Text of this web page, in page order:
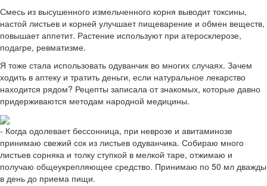
Смесь из высушенного измельченного корня выводит токсины,
настой листьев и корней улучшает пищеварение и обмен веществ,
повышает аппетит. Растение используют при атеросклерозе,
подагре, ревматизме.
Я тоже стала использовать одуванчик во многих случаях. Зачем
ходить в аптеку и тратить деньги, если натуральное лекарство
находится рядом? Рецепты записала от знакомых, которые давно
придерживаются методам народной медицины.
- Когда одолевает бессонница, при неврозе и авитаминозе
принимаю свежий сок из листьев одуванчика. Собираю много
листьев сорняка и толку ступкой в мелкой таре, отжимаю и
получаю общеукрепляющее средство. Принимаю по 50 мл дважды
в день до приема пищи.